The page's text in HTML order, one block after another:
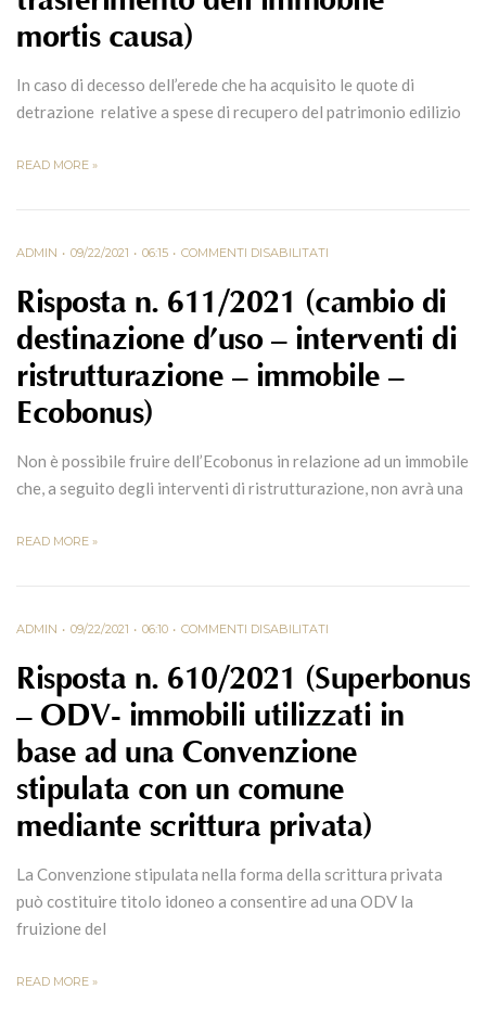
mortis causa)
In caso di decesso dell’erede che ha acquisito le quote di
detrazione relative a spese di recupero del patrimonio edilizio
READ MORE »
ADMIN 09/22/2021 06:15 COMMENTI DISABILITATI
Risposta n. 611/2021 (cambio di
destinazione d’uso – interventi di
ristrutturazione – immobile –
Ecobonus)
Non è possibile fruire dell’Ecobonus in relazione ad un immobile
che, a seguito degli interventi di ristrutturazione, non avrà una
READ MORE »
ADMIN 09/22/2021 06:10 COMMENTI DISABILITATI
Risposta n. 610/2021 (Superbonus
– ODV- immobili utilizzati in
base ad una Convenzione
stipulata con un comune
mediante scrittura privata)
La Convenzione stipulata nella forma della scrittura privata
può costituire titolo idoneo a consentire ad una ODV la
fruizione del
READ MORE »